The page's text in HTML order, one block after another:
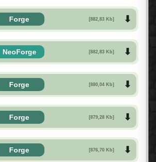
Forge [882,83 Kb]
NeoForge [882,83 Kb]
Forge [880,04 Kb]
Forge [879,28 Kb]
Forge [876,70 Kb]